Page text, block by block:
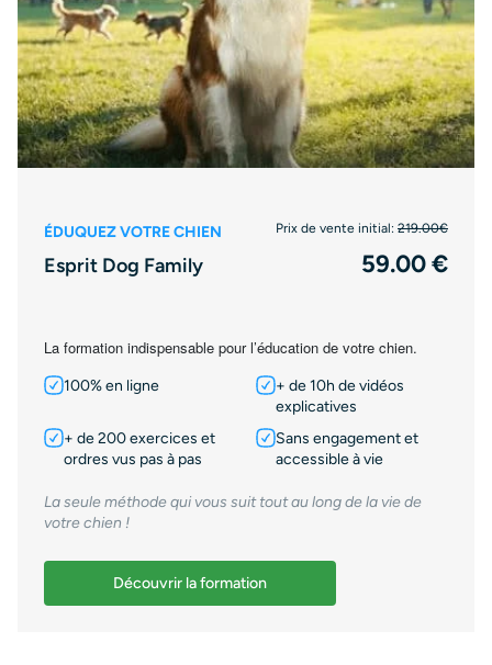
ÉDUQUEZ VOTRE CHIEN Prix de vente initial: 219.00€
Esprit Dog Family 59.00 €
La formation indispensable pour l’éducation de votre chien.
100% en ligne
+ de 10h de vidéos
explicatives
+ de 200 exercices et
ordres vus pas à pas
Sans engagement et
accessible à vie
La seule méthode qui vous suit tout au long de la vie de
votre chien !
Découvrir la formation